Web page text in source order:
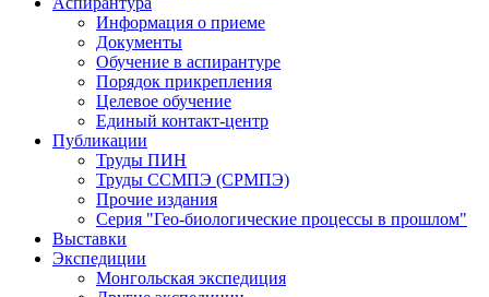
Информация о приеме
Документы
Обучение в аспирантуре
Порядок прикрепления
Целевое обучение
Единый контакт-центр
Публикации
Труды ПИН
Труды ССМПЭ (СРМПЭ)
Прочие издания
Серия "Гео-биологические процессы в прошлом"
Выставки
Экспедиции
Монгольская экспедиция